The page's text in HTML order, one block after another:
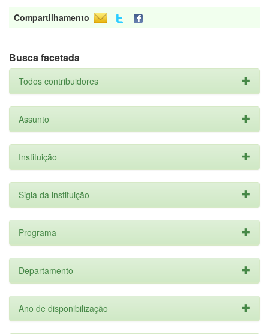
Compartilhamento
Busca facetada
Todos contribuidores
Assunto
Instituição
Sigla da instituição
Programa
Departamento
Ano de disponibilização